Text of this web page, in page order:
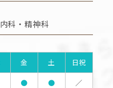
科・精神科
金 土 日祝
● ● ／